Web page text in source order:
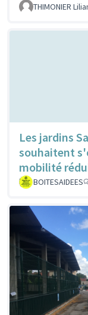
THIMONIER
Les jardins
souhaitent
mobilité
BOITESAIDEES